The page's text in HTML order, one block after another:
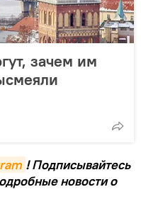
зачем им
! Подписывайтесь
новости о